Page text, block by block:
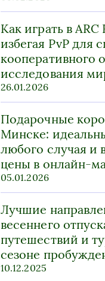
Как играть в ARC
избегая PvP для
кооперативного
исследования
26.01.2026
Подарочные
Минске:
любого случая и
цены в онлайн-
05.01.2026
Лучшие
весеннего
путешествий и
сезоне
10.12.2025